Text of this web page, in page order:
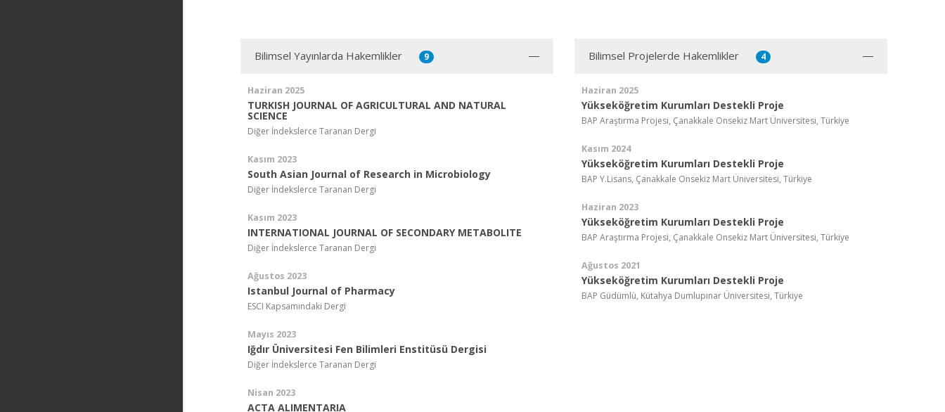
Bilimsel Yayınlarda Hakemlikler 9
Haziran 2025
TURKISH JOURNAL OF AGRICULTURAL AND NATURAL
SCIENCE
Diğer İndekslerce Taranan Dergi
Kasım 2023
South Asian Journal of Research in Microbiology
Diğer İndekslerce Taranan Dergi
Kasım 2023
INTERNATIONAL JOURNAL OF SECONDARY METABOLITE
Diğer İndekslerce Taranan Dergi
Ağustos 2023
Istanbul Journal of Pharmacy
ESCI Kapsamındaki Dergi
Mayıs 2023
Iğdır Üniversitesi Fen Bilimleri Enstitüsü Dergisi
Diğer İndekslerce Taranan Dergi
Nisan 2023
ACTA ALIMENTARIA
Bilimsel Projelerde Hakemlikler 4
Haziran 2025
Yükseköğretim Kurumları Destekli Proje
BAP Araştırma Projesi, Çanakkale Onsekiz Mart Üniversitesi, Türkiye
Kasım 2024
Yükseköğretim Kurumları Destekli Proje
BAP Y.Lisans, Çanakkale Onsekiz Mart Üniversitesi, Türkiye
Haziran 2023
Yükseköğretim Kurumları Destekli Proje
BAP Araştırma Projesi, Çanakkale Onsekiz Mart Üniversitesi, Türkiye
Ağustos 2021
Yükseköğretim Kurumları Destekli Proje
BAP Güdümlü, Kütahya Dumlupınar Üniversitesi, Türkiye